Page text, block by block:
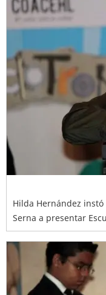
Hilda Hernández
Serna a presentar